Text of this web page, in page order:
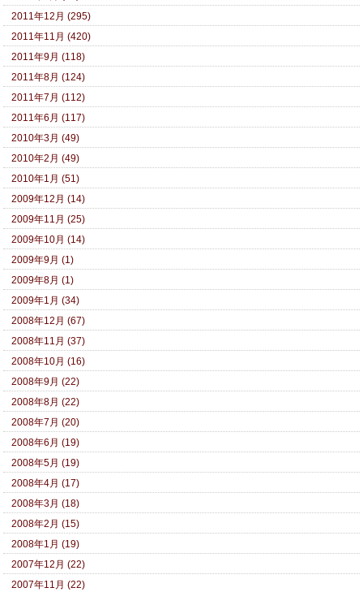
2011年12月 (295)
2011年11月 (420)
2011年9月 (118)
2011年8月 (124)
2011年7月 (112)
2011年6月 (117)
2010年3月 (49)
2010年2月 (49)
2010年1月 (51)
2009年12月 (14)
2009年11月 (25)
2009年10月 (14)
2009年9月 (1)
2009年8月 (1)
2009年1月 (34)
2008年12月 (67)
2008年11月 (37)
2008年10月 (16)
2008年9月 (22)
2008年8月 (22)
2008年7月 (20)
2008年6月 (19)
2008年5月 (19)
2008年4月 (17)
2008年3月 (18)
2008年2月 (15)
2008年1月 (19)
2007年12月 (22)
2007年11月 (22)